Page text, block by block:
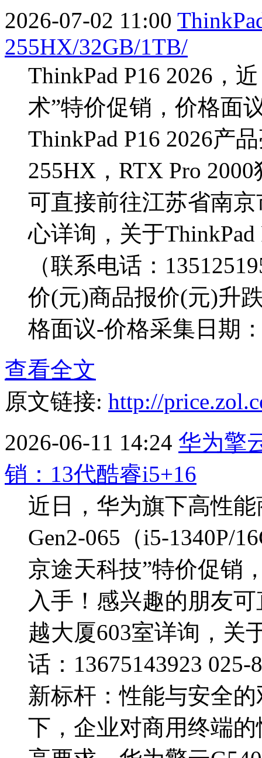
2026-07-02 11:00
255HX/32GB/1TB/
ThinkPad P16 2026，
术”特价促销，价格面
ThinkPad P16 2026产
255HX，RTX Pro
可直接前往江苏省南
心详询，关于
（联系电话：
价(元)商品报价(元)升
格面议-价格采集日期
查看全文
原文链接: http://
2026-06-11 14:24 华为擎
销：13代酷睿i5+16
近日，华为旗下高性
Gen2-065（i5-1340P/
京途天科技”特价促销
入手！感兴趣的朋友
越大厦603室详询，关
话：13675143923
新标杆：性能与安全
下，企业对商用终端